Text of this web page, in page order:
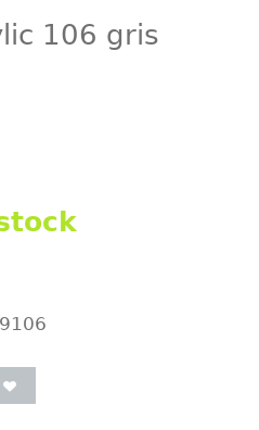
106 gris